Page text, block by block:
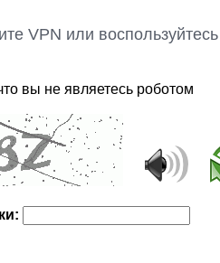
VPN или
вы не являетесь роботом